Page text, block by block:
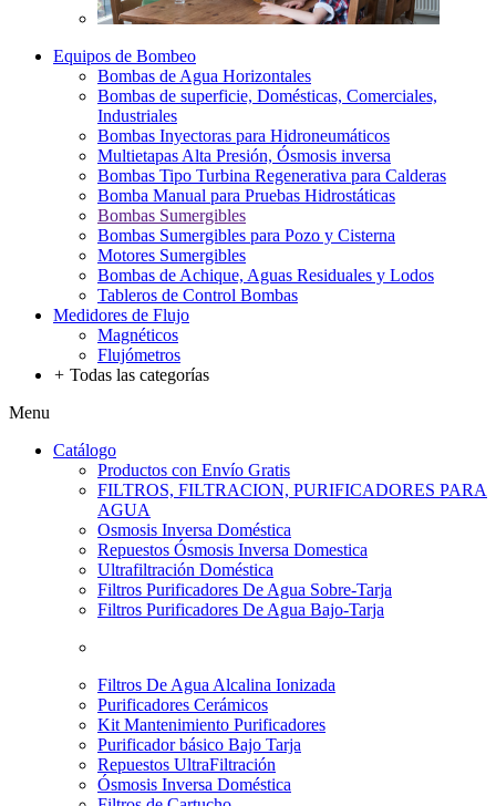
Equipos de Bombeo
Bombas de Agua Horizontales
Bombas de superficie, Domésticas, Comerciales,
Industriales
Bombas Inyectoras para Hidroneumáticos
Multietapas Alta Presión, Ósmosis inversa
Bombas Tipo Turbina Regenerativa para Calderas
Bomba Manual para Pruebas Hidrostáticas
Bombas Sumergibles
Bombas Sumergibles para Pozo y Cisterna
Motores Sumergibles
Bombas de Achique, Aguas Residuales y Lodos
Tableros de Control Bombas
Medidores de Flujo
Magnéticos
Flujómetros
+ Todas las categorías
Menu
Catálogo
Productos con Envío Gratis
FILTROS, FILTRACION, PURIFICADORES PARA
AGUA
Osmosis Inversa Doméstica
Repuestos Ósmosis Inversa Domestica
Ultrafiltración Doméstica
Filtros Purificadores De Agua Sobre-Tarja
Filtros Purificadores De Agua Bajo-Tarja
Filtros De Agua Alcalina Ionizada
Purificadores Cerámicos
Kit Mantenimiento Purificadores
Purificador básico Bajo Tarja
Repuestos UltraFiltración
Ósmosis Inversa Doméstica